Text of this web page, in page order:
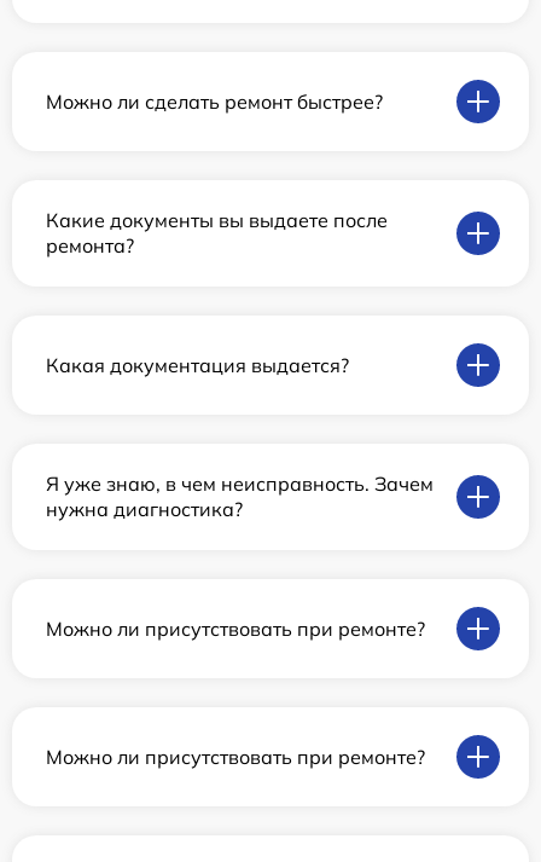
Можно ли сделать ремонт быстрее?
Какие документы вы выдаете после
ремонта?
Какая документация выдается?
Я уже знаю, в чем неисправность. Зачем
нужна диагностика?
Можно ли присутствовать при ремонте?
Можно ли присутствовать при ремонте?